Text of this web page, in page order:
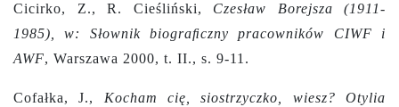
Cicirko, Z., R. Cieśliński, Czesław Borejsza (1911-
1985), w: Słownik biograﬁczny pracowników CIWF i
AWF, Warszawa 2000, t. II., s. 9-11.
Cofałka, J., Kocham cię, siostrzyczko, wiesz? Otylia